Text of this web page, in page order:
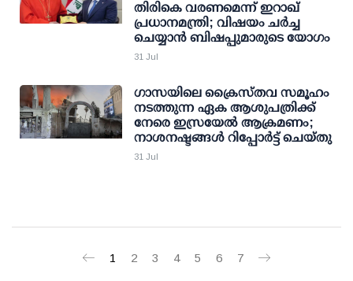
തിരികെ വരണമെന്ന് ഇറാഖ്
പ്രധാനമന്ത്രി; വിഷയം ചര്‍ച്ച
ചെയ്യാന്‍ ബിഷപ്പുമാരുടെ യോഗം
31 Jul
ഗാസയിലെ ക്രൈസ്തവ സമൂഹം
നടത്തുന്ന ഏക ആശുപത്രിക്ക്
നേരെ ഇസ്രയേൽ ആക്രമണം;
നാശനഷ്ടങ്ങൾ റിപ്പോർട്ട് ചെയ്തു
31 Jul
1 2 3 4 5 6 7